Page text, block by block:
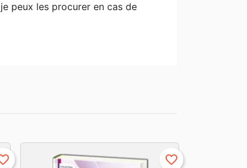
peux les procurer en cas de
favorite_border